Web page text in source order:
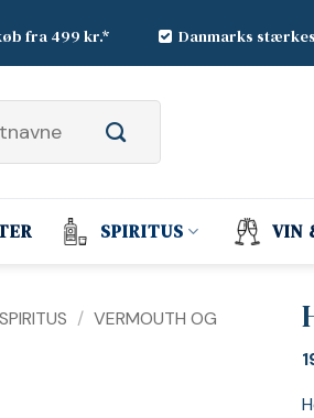
fra 499 kr.* Danmarks
SPIRITUS VIN
/ VERMOUTH OG